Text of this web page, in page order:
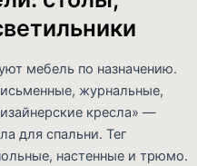
мебель по назначению.
журнальные,
кресла» —
для спальни. Тег
настенные и трюмо.